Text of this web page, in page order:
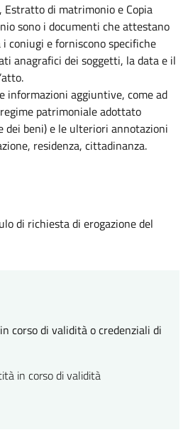
di matrimonio e Copia
sono i documenti che attestano
coniugi e forniscono specifiche
anagrafici dei soggetti, la data e il
informazioni aggiuntive, come ad
patrimoniale adottato
dei beni) e le ulteriori annotazioni
residenza, cittadinanza.
di richiesta di erogazione del
corso di validità o credenziali di
in corso di validità